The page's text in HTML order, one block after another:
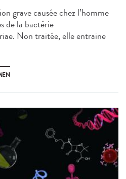
grave causée chez l’homme
de la bactérie
Non traitée, elle entraine